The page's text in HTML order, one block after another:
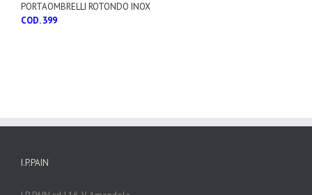
PORTAOMBRELLI ROTONDO INOX
COD. 399
I.P.PAIN